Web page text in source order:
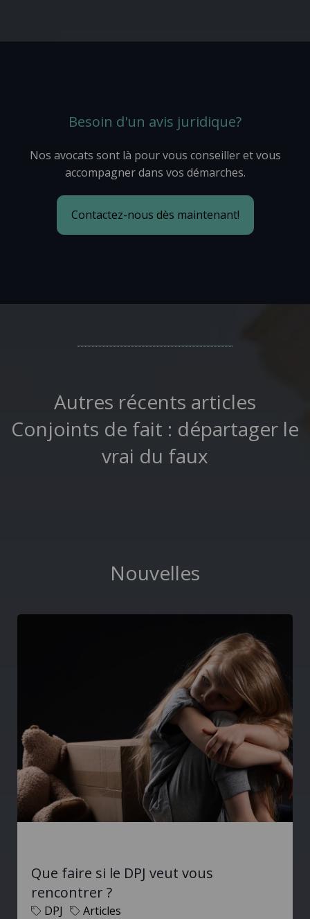
Besoin d'un avis juridique?
Nos avocats sont là pour vous conseiller et vous
accompagner dans vos démarches.
Contactez-nous dès maintenant!
Autres récents articles
Conjoints de fait : départager le
vrai du faux
Nouvelles
Que faire si le DPJ veut vous
rencontrer ?
DPJ
Articles